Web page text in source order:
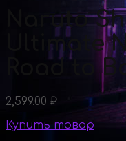
Naruto
Ultimate
Road to
2,599.00 ₽
Купить товар